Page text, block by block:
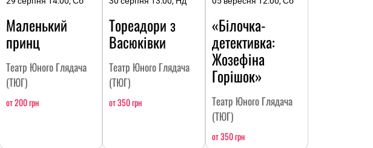
Маленький
принц
Театр Юного Глядача
(ТЮГ)
от 200 грн
Тореадори з
Васюківки
Театр Юного Глядача
(ТЮГ)
от 350 грн
«Білочка-
детективка:
Жозефіна
Горішок»
Театр Юного Глядача
(ТЮГ)
от 350 грн